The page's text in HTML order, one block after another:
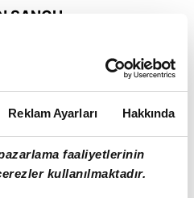
Reklam Ayarları Hakkında
faaliyetlerinin
kullanılmaktadır.
SANGU